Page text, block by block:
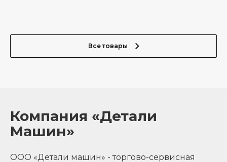
Все товары
Компания «Детали
Машин»
ООО «Детали машин» - торгово-сервисная